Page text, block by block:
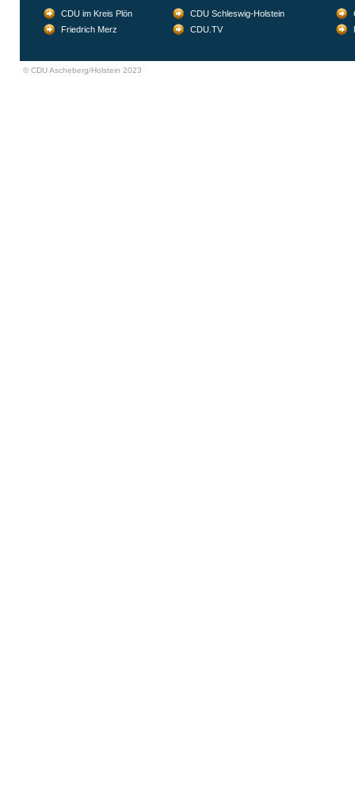
CDU im Kreis Plön CDU Schleswig-Holstein
Friedrich Merz
CDU.TV
© CDU Ascheberg/Holstein 2023